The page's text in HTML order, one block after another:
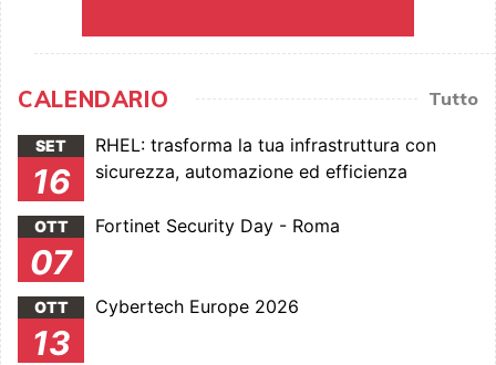
CALENDARIO Tutto
SET
16
RHEL: trasforma la tua infrastruttura con
sicurezza, automazione ed efficienza
OTT
07
Fortinet Security Day - Roma
OTT
13
Cybertech Europe 2026